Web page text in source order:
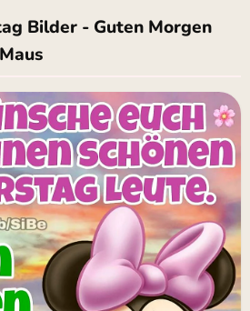
Bilder - Guten Morgen